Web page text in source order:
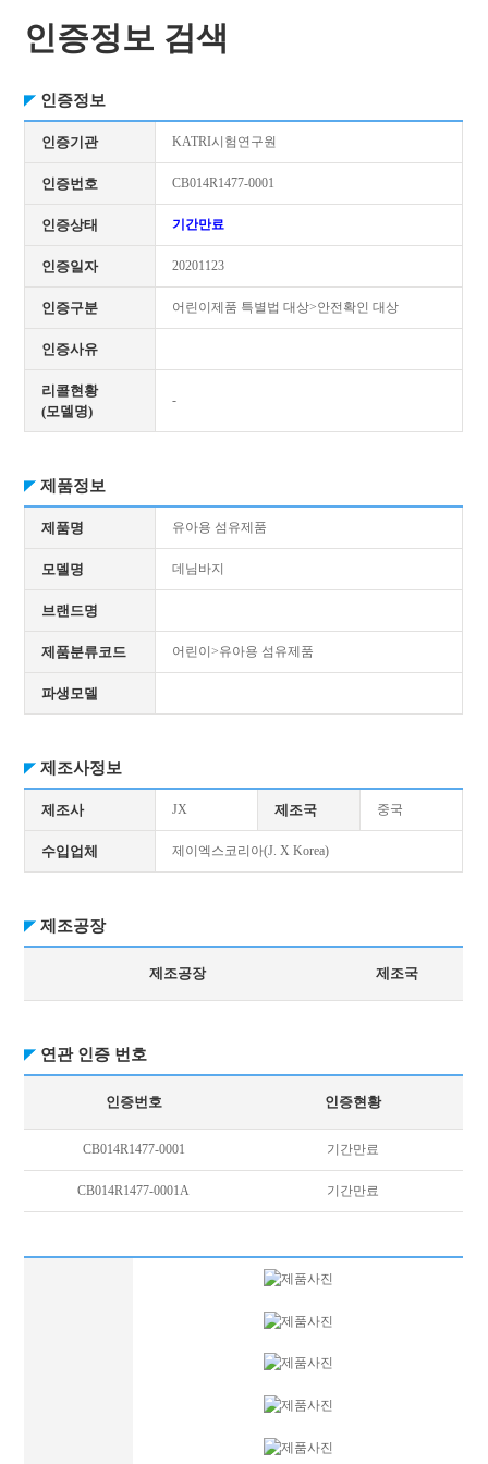
인증정보 검색
인증정보
인증기관 KATRI시험연구원
인증번호 CB014R1477-0001
인증상태 기간만료
인증일자 20201123
인증구분 어린이제품 특별법 대상>안전확인 대상
인증사유
리콜현황
(모델명)
-
제품정보
제품명 유아용 섬유제품
모델명 데님바지
브랜드명
제품분류코드 어린이>유아용 섬유제품
파생모델
제조사정보
제조사 JX 제조국 중국
수입업체 제이엑스코리아(J. X Korea)
제조공장
제조공장 제조국
연관 인증 번호
인증번호 인증현황
CB014R1477-0001 기간만료
CB014R1477-0001A 기간만료